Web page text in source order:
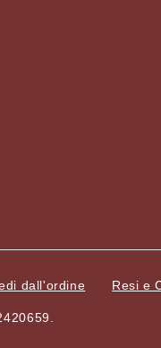
dall'ordine Resi e
dei desideri